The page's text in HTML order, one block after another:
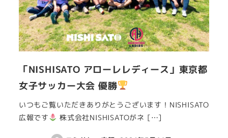
「NISHISATO アローレレディース」東京都
女子サッカー大会 優勝
いつもご覧いただきありがとうございます！NISHISATO
広報です
株式会社NISHISATOがネ […]